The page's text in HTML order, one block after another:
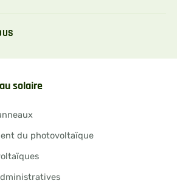
solaire
du photovoltaïque